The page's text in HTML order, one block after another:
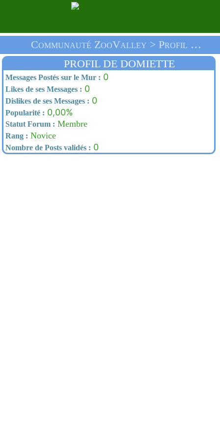
Communauté ZooValley > Profil De Domiette > Accueil
PROFIL DE DOMIETTE
Messages Postés sur le Mur : 0
Likes de ses Messages : 0
Dislikes de ses Messages : 0
Popularité : 0,00%
Statut Forum : Membre
Rang : Novice
Nombre de Posts validés : 0